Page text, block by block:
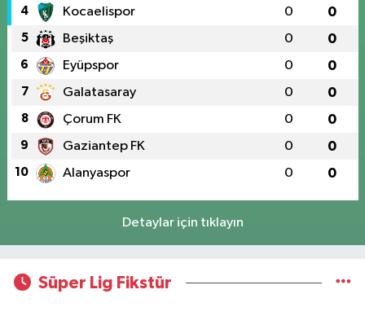
4 Kocaelispor 0 0
5 Beşiktaş 0 0
6 Eyüpspor 0 0
7 Galatasaray 0 0
8 Çorum FK 0 0
9 Gaziantep FK 0 0
10 Alanyaspor 0 0
Detaylar için tıklayın
Süper Lig Fikstür